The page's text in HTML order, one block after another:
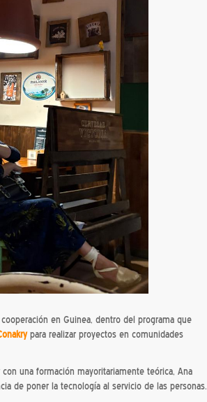
en Guinea, dentro del programa que
para realizar proyectos en comunidades
una formación mayoritariamente teórica, Ana
de poner la tecnología al servicio de las personas.